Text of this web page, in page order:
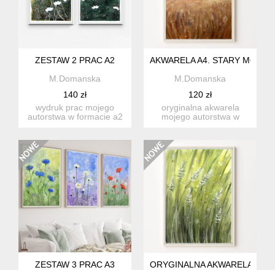
ZESTAW 2 PRAC A2
M.Domanska
140 zł
wydruk prac mojego
autorstwa w formacie a2
AKWARELA A4. STARY MŁYN
M.Domanska
120 zł
oryginalna akwarela
mojego autorstwa w
ZESTAW 3 PRAC A3
ORYGINALNA AKWARELA A4.